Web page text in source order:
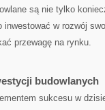
są nie tylko⁤
w⁢ rozwój
przewagę na rynku.
budowlanych
sukcesu w